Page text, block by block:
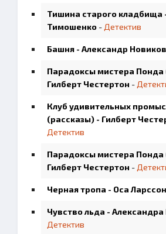
Тишина старого кладбища
Тимошенко - Детектив
Башня - Александр Новиков
Парадоксы мистера Понда
Гилберт Честертон -
Клуб удивительных
(рассказы) - Гилберт
Детектив
Парадоксы мистера Понда
Гилберт Честертон -
Черная тропа - Оса Ларссон
Чувство льда -
Детектив